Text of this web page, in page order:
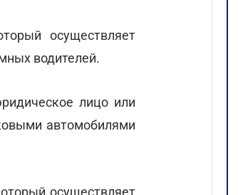
осуществляет
водителей.
лицо или
автомобилями
осуществляет